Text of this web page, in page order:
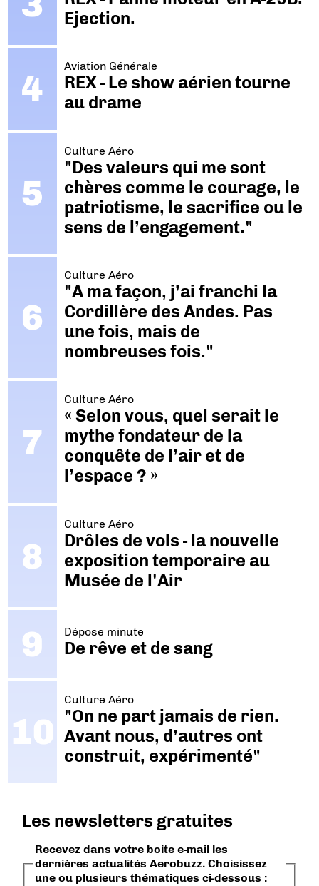
Ejection.
Aviation Générale
REX - Le show aérien tourne
au drame
Culture Aéro
"Des valeurs qui me sont
chères comme le courage, le
patriotisme, le sacrifice ou le
sens de l’engagement."
Culture Aéro
"A ma façon, j’ai franchi la
Cordillère des Andes. Pas
une fois, mais de
nombreuses fois."
Culture Aéro
« Selon vous, quel serait le
mythe fondateur de la
conquête de l’air et de
l’espace ? »
Culture Aéro
Drôles de vols - la nouvelle
exposition temporaire au
Musée de l'Air
Dépose minute
De rêve et de sang
Culture Aéro
"On ne part jamais de rien.
Avant nous, d’autres ont
construit, expérimenté"
Les newsletters gratuites
Recevez dans votre boite e-mail les
dernières actualités Aerobuzz. Choisissez
une ou plusieurs thématiques ci-dessous :